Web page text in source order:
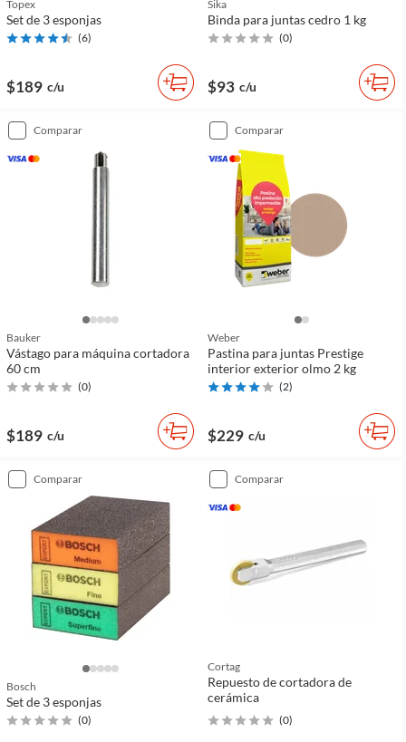
Topex
Set de 3 esponjas
(6)
$189 c/u
Sika
Binda para juntas cedro 1 kg
(0)
$93 c/u
comparar
Bauker
Vástago para máquina cortadora
60 cm
(0)
$189 c/u
comparar
Weber
Pastina para juntas Prestige
interior exterior olmo 2 kg
(2)
$229 c/u
comparar
Bosch
Set de 3 esponjas
(0)
comparar
Cortag
Repuesto de cortadora de
cerámica
(0)